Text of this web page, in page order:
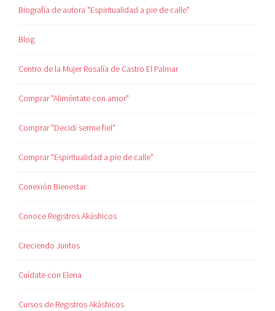
Biografía de autora "Espiritualidad a pie de calle"
Blog
Centro de la Mujer Rosalía de Castro El Palmar
Comprar "Aliméntate con amor"
Comprar "Decidí serme fiel"
Comprar "Espiritualidad a pie de calle"
Conexión Bienestar
Conoce Registros Akáshicos
Creciendo Juntos
Cuídate con Elena
Cursos de Registros Akáshicos